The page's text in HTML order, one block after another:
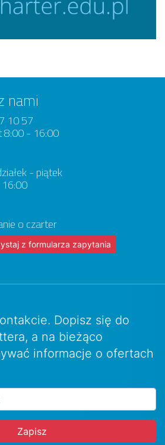
nami
10 57
8:00 - 16:00
- piątek
o czarter
z formularza zapytania
Dopisz się do
a na bieżąco
informacje o ofertach